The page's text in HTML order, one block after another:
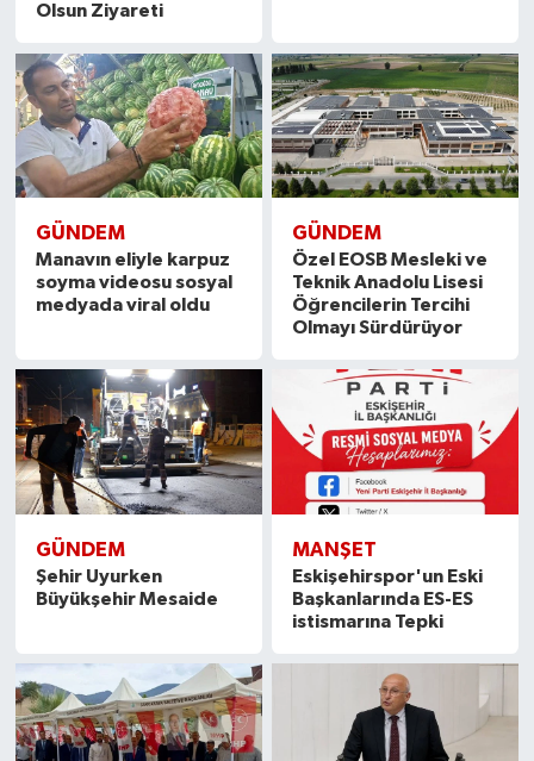
Olsun Ziyareti
GÜNDEM
Manavın eliyle karpuz
soyma videosu sosyal
medyada viral oldu
GÜNDEM
Özel EOSB Mesleki ve
Teknik Anadolu Lisesi
Öğrencilerin Tercihi
Olmayı Sürdürüyor
GÜNDEM
Şehir Uyurken
Büyükşehir Mesaide
MANŞET
Eskişehirspor'un Eski
Başkanlarında ES-ES
istismarına Tepki